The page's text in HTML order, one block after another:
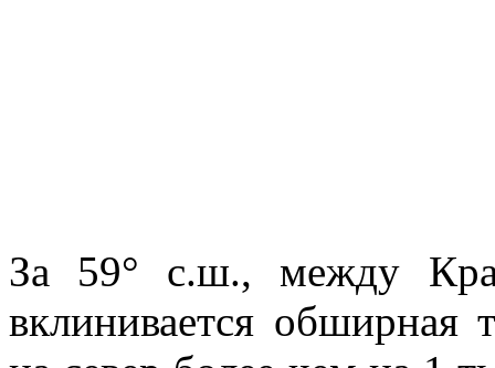
За 59° с.ш., между
вклинивается обширная